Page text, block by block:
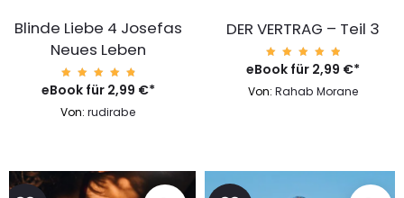
Blinde Liebe 4 Josefas
Neues Leben
Bewerte
t mit
von 5
eBook für 2,99 €*
Von:rudirabe
DER VERTRAG – Teil 3
Bewerte
t mit
von 5
eBook für 2,99 €*
Von:Rahab Morane